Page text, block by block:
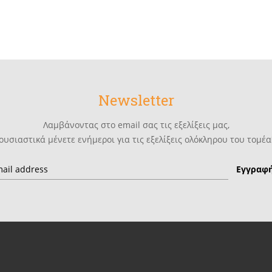
Newsletter
Λαμβάνοντας στο email σας τις εξελίξεις μας,
μένετε ενήμεροι για τις εξελίξεις ολόκληρου του